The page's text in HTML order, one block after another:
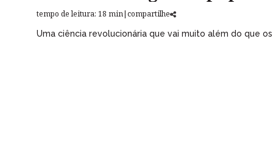
tempo de leitura: 18 min|compartilhe
Uma ciência revolucionária que vai muito além do que